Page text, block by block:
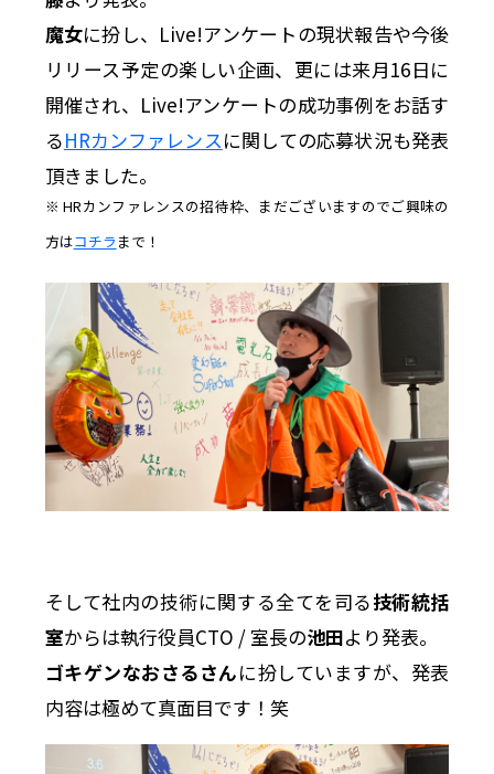
魔女に扮し、Live!アンケートの現状報告や今後
リリース予定の楽しい企画、更には来月16日に
開催され、Live!アンケートの成功事例をお話す
るHRカンファレンスに関しての応募状況も発表
頂きました。
※ HRカンファレンスの招待枠、まだございますのでご興味の
方はコチラ まで！
そして社内の技術に関する全てを司る技術統括
室からは執行役員CTO / 室長の池田より発表。
ゴキゲンなおさるさんに扮していますが、発表
内容は極めて真面目です！笑